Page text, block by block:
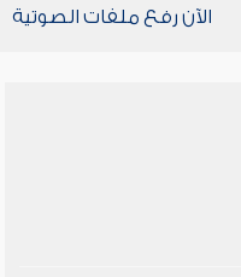
الآن رفع ملفات الصوتية